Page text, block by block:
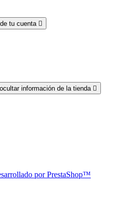
tu cuenta 
información de la tienda 
por PrestaShop™